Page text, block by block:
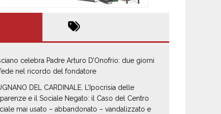
celebra Padre Arturo D’Onofrio: due giorni
nel ricordo del fondatore
DEL CARDINALE. L’Ipocrisia delle
e il Sociale Negato: il Caso del Centro
mai usato – abbandonato – vandalizzato e